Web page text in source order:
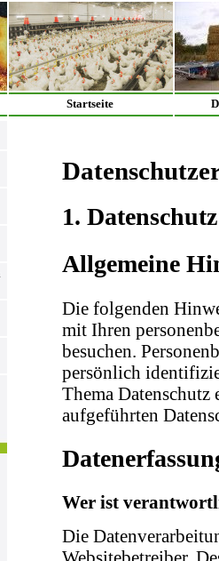
Startseite
1.
Allgemeine
Die folgenden
mit Ihren
besuchen.
persönlich
Thema Datenschutz
aufgeführten
Wer ist
Die
Websitebetreiber.